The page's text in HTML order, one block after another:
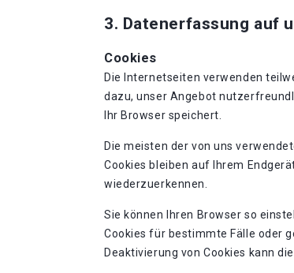
3. Datenerfassung auf
Cookies
Die Internetseiten verwenden
dazu, unser Angebot
Ihr Browser speichert.
Die meisten der von uns
Cookies bleiben auf Ihrem
wiederzuerkennen.
Sie können Ihren Browser so
Cookies für bestimmte Fälle oder
Deaktivierung von Cookies kann